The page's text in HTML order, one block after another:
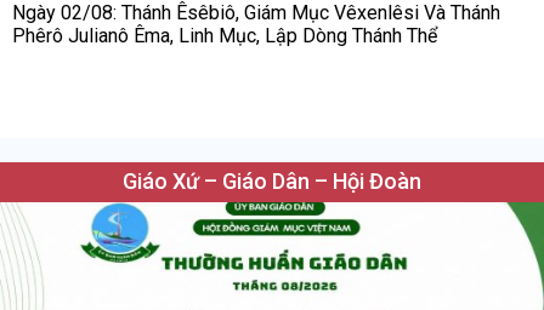
Ngày 02/08: Thánh Êsêbiô, Giám Mục Vêxenlêsi Và Thánh
Phêrô Julianô Êma, Linh Mục, Lập Dòng Thánh Thể
Giáo Xứ – Giáo Dân – Hội Đoàn